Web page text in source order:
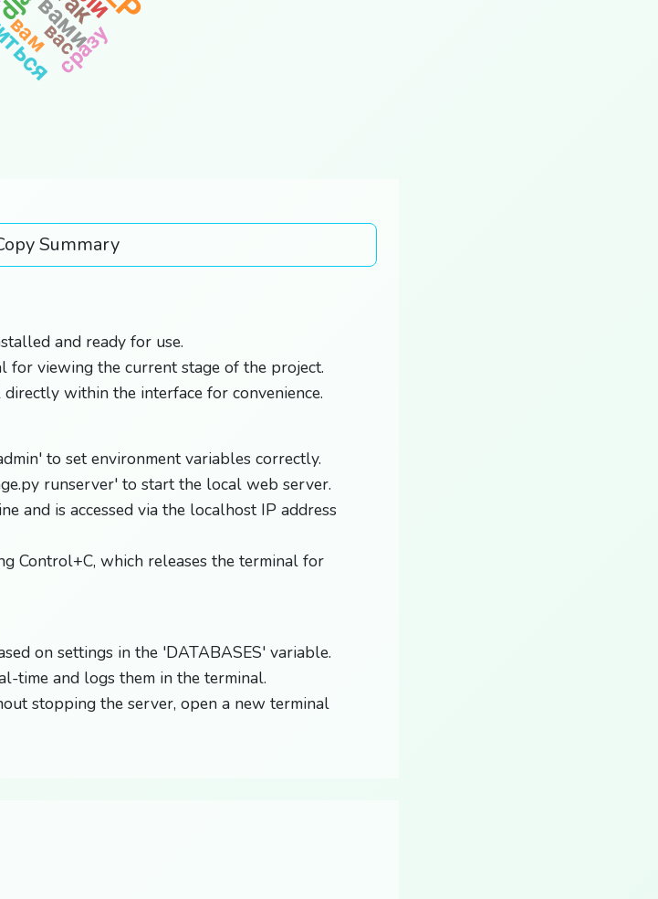
сразу
вами
вамвас
Summary
and ready for use.
for viewing the current stage of the project.
within the interface for convenience.
to set environment variables correctly.
runserver' to start the local web server.
and is accessed via the localhost IP address
Control+C, which releases the terminal for
on settings in the 'DATABASES' variable.
time and logs them in the terminal.
stopping the server, open a new terminal